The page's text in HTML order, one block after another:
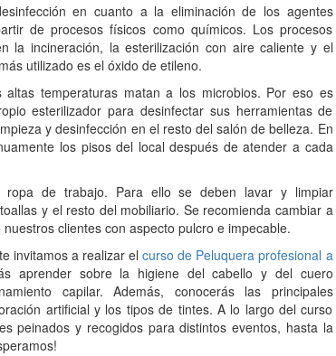
en cuanto a la eliminación de los agentes
de procesos físicos como químicos. Los procesos
la incineración, la esterilización con aire caliente y el
utilizado es el óxido de etileno.
temperaturas matan a los microbios. Por eso es
esterilizador para desinfectar sus herramientas de
y desinfección en el resto del salón de belleza. En
los pisos del local después de atender a cada
de trabajo. Para ello se deben lavar y limpiar
y el resto del mobiliario. Se recomienda cambiar a
clientes con aspecto pulcro e impecable.
invitamos a realizar elcurso de Peluquera profesional a
aprender sobre la higiene del cabello y del cuero
capilar. Además, conocerás las principales
artificial y los tipos de tintes. A lo largo del curso
peinados y recogidos para distintos eventos, hasta la